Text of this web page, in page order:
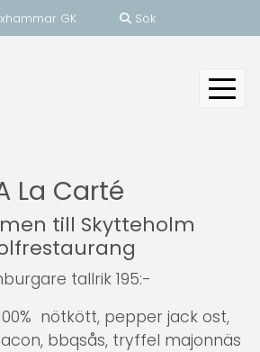
GK Sök
La Carté
till Skytteholm
tallrik 195:-
nötkött, pepper jack ost,
bbqsås, tryffel majonnäs